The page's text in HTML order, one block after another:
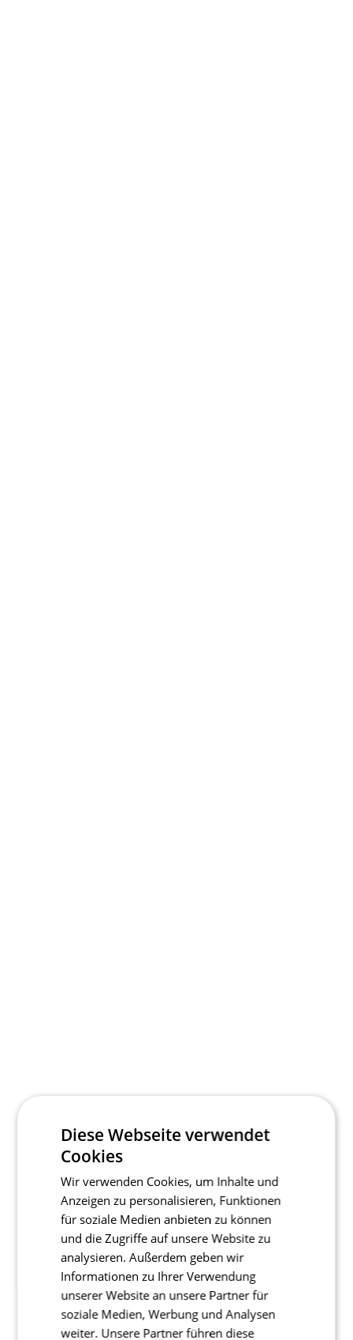
Diese Webseite verwendet
Cookies
Wir verwenden Cookies, um Inhalte und
Anzeigen zu personalisieren, Funktionen
für soziale Medien anbieten zu können
und die Zugriffe auf unsere Website zu
analysieren. Außerdem geben wir
Informationen zu Ihrer Verwendung
unserer Website an unsere Partner für
soziale Medien, Werbung und Analysen
weiter. Unsere Partner führen diese